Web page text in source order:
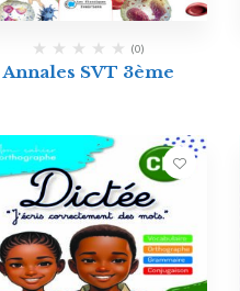
(0)
Annales SVT 3ème